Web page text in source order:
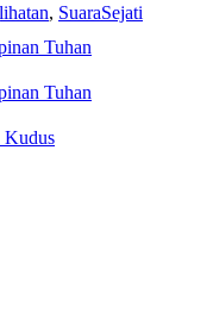
, SuaraSejati
Tuhan
Tuhan
Kudus